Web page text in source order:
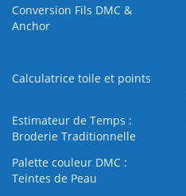
Conversion Fils DMC &
Anchor
Calculatrice toile et points
Estimateur de Temps :
Broderie Traditionnelle
Palette couleur DMC :
Teintes de Peau